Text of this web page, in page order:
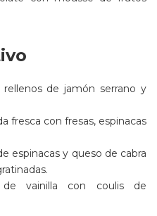
rellenos de jamón serrano y
fresca con fresas, espinacas
espinacas y queso de cabra
vainilla con coulis de